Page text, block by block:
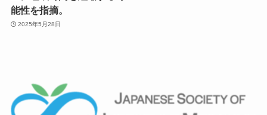
能性を指摘。
2025年5月28日